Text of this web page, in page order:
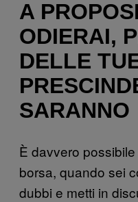
A
ODIERAI,
DELLE
SARANNO
È davvero possibile
borsa, quando sei
dubbi e metti in